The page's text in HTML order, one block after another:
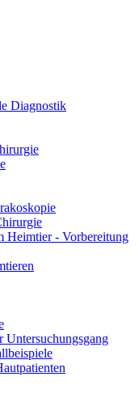
Diagnostik
Heimtier - Vorbereitung
Untersuchungsgang